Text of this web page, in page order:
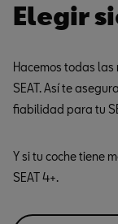
Elegir
Hacemos todas
SEAT. Así te
fiabilidad para tu
Y si tu coche tiene
SEAT 4+.